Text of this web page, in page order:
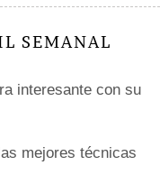
SEMANAL
interesante con su
mejores técnicas